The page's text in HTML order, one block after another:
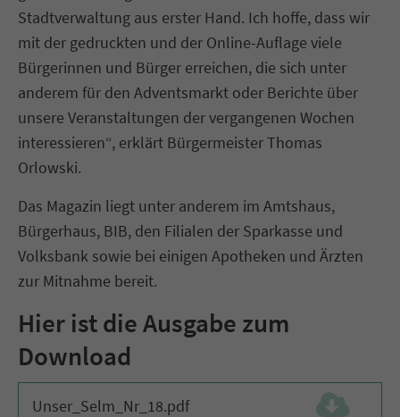
Stadtverwaltung aus erster Hand. Ich hoffe, dass wir
mit der gedruckten und der Online-Auflage viele
Bürgerinnen und Bürger erreichen, die sich unter
anderem für den Adventsmarkt oder Berichte über
unsere Veranstaltungen der vergangenen Wochen
interessieren“, erklärt Bürgermeister Thomas
Orlowski.
Das Magazin liegt unter anderem im Amtshaus,
Bürgerhaus, BIB, den Filialen der Sparkasse und
Volksbank sowie bei einigen Apotheken und Ärzten
zur Mitnahme bereit.
Hier ist die Ausgabe zum
Download
Unser_Selm_Nr_18.pdf